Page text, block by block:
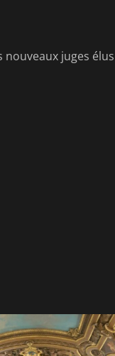
nouveaux juges élus